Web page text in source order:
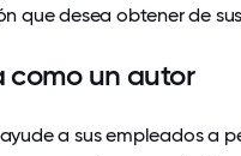
que desea obtener de
como un autor
a sus empleados a